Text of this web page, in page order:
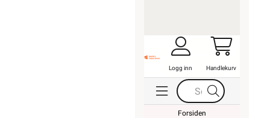
Logg inn Handlekurv
Forsiden